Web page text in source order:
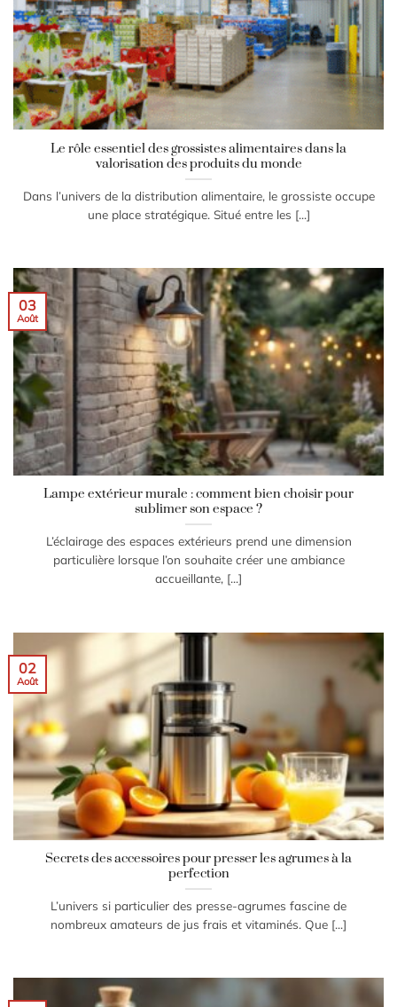
Le rôle essentiel des grossistes alimentaires dans la
valorisation des produits du monde
Dans l’univers de la distribution alimentaire, le grossiste occupe
une place stratégique. Situé entre les [...]
Lampe extérieur murale : comment bien choisir pour
sublimer son espace ?
L’éclairage des espaces extérieurs prend une dimension
particulière lorsque l’on souhaite créer une ambiance
accueillante, [...]
03
Août
Secrets des accessoires pour presser les agrumes à la
perfection
L’univers si particulier des presse-agrumes fascine de
nombreux amateurs de jus frais et vitaminés. Que [...]
02
Août